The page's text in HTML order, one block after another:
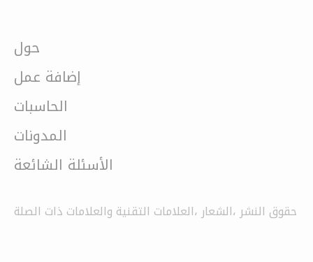
حول
إضافة عمل
الحاسبات
المدونات
الأسئلة الشائعة
حقوق النشر ،الشعار ،العلامات التقنية والعلامات ذات الصلة